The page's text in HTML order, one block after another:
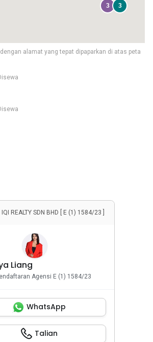
alamat yang tepat dipaparkan di atas peta
3 3
IQI REALTY SDN BHD [ E (1) 1584/23 ]
Liang
Agensi E (1) 1584/23
WhatsApp
Talian